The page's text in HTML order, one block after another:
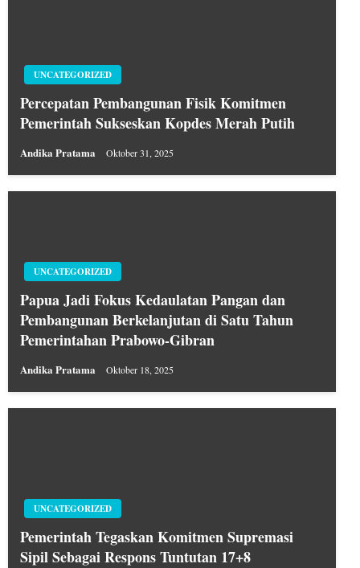
UNCATEGORIZED
Percepatan Pembangunan Fisik Komitmen
Pemerintah Sukseskan Kopdes Merah Putih
Andika Pratama Oktober 31, 2025
UNCATEGORIZED
Papua Jadi Fokus Kedaulatan Pangan dan
Pembangunan Berkelanjutan di Satu Tahun
Pemerintahan Prabowo-Gibran
Andika Pratama Oktober 18, 2025
UNCATEGORIZED
Pemerintah Tegaskan Komitmen Supremasi
Sipil Sebagai Respons Tuntutan 17+8